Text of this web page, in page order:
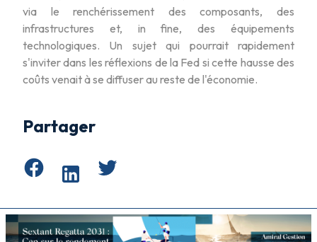
via le renchérissement des composants, des
infrastructures et, in fine, des équipements
technologiques. Un sujet qui pourrait rapidement
s'inviter dans les réflexions de la Fed si cette hausse des
coûts venait à se diffuser au reste de l'économie.
Partager